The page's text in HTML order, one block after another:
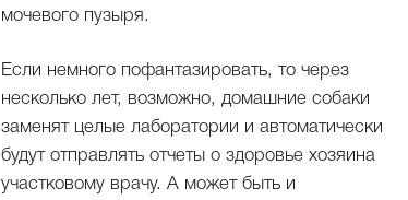
мочевого пузыря.
Если немного пофантазировать, то через
несколько лет, возможно, домашние собаки
заменят целые лаборатории и автоматически
будут отправлять отчеты о здоровье хозяина
участковому врачу. А может быть и